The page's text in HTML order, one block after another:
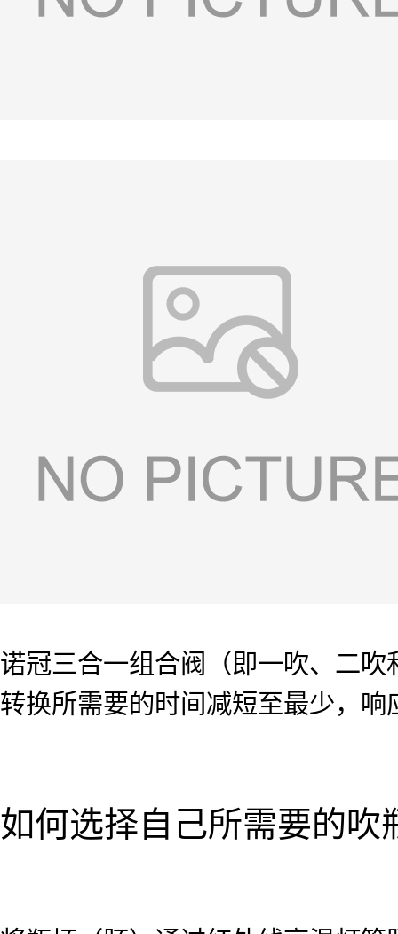
诺冠三合一组合阀（即一吹、二
转换所需要的时间减短至最少，响
如何选择自己所需要的吹